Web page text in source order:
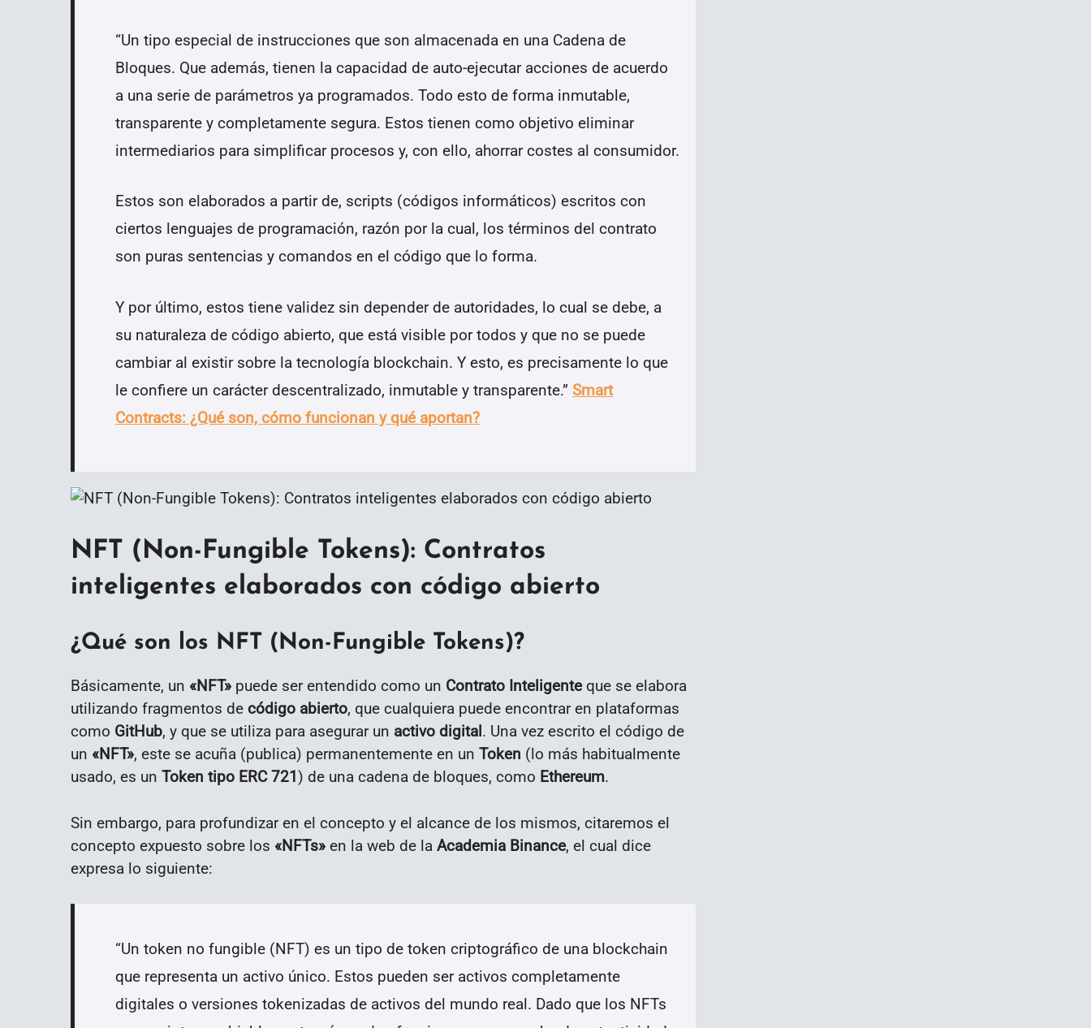
“Un tipo especial de instrucciones que son almacenada en una Cadena de
Bloques. Que además, tienen la capacidad de auto-ejecutar acciones de acuerdo
a una serie de parámetros ya programados. Todo esto de forma inmutable,
transparente y completamente segura. Estos tienen como objetivo eliminar
intermediarios para simplificar procesos y, con ello, ahorrar costes al consumidor.
Estos son elaborados a partir de, scripts (códigos informáticos) escritos con
ciertos lenguajes de programación, razón por la cual, los términos del contrato
son puras sentencias y comandos en el código que lo forma.
Y por último, estos tiene validez sin depender de autoridades, lo cual se debe, a
su naturaleza de código abierto, que está visible por todos y que no se puede
cambiar al existir sobre la tecnología blockchain. Y esto, es precisamente lo que
le confiere un carácter descentralizado, inmutable y transparente.” Smart
Contracts: ¿Qué son, cómo funcionan y qué aportan?
NFT (Non-Fungible Tokens): Contratos
inteligentes elaborados con código abierto
¿Qué son los NFT (Non-Fungible Tokens)?
Básicamente, un «NFT» puede ser entendido como un Contrato Inteligenteque se elabora
utilizando fragmentos de código abierto, que cualquiera puede encontrar en plataformas
como GitHub, y que se utiliza para asegurar un activo digital. Una vez escrito el código de
un «NFT», este se acuña (publica) permanentemente en un Token (lo más habitualmente
usado, es un Token tipo ERC 721) de una cadena de bloques, como Ethereum.
Sin embargo, para profundizar en el concepto y el alcance de los mismos, citaremos el
concepto expuesto sobre los «NFTs» en la web de la Academia Binance, el cual dice
expresa lo siguiente:
“Un token no fungible (NFT) es un tipo de token criptográfico de una blockchain
que representa un activo único. Estos pueden ser activos completamente
digitales o versiones tokenizadas de activos del mundo real. Dado que los NFTs